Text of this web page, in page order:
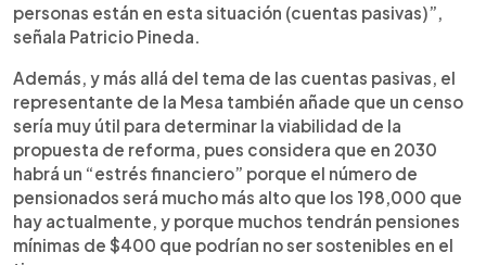
personas están en esta situación (cuentas pasivas)”,
señala Patricio Pineda.
Además, y más allá del tema de las cuentas pasivas, el
representante de la Mesa también añade que un censo
sería muy útil para determinar la viabilidad de la
propuesta de reforma, pues considera que en 2030
habrá un “estrés financiero” porque el número de
pensionados será mucho más alto que los 198,000 que
hay actualmente, y porque muchos tendrán pensiones
mínimas de $400 que podrían no ser sostenibles en el